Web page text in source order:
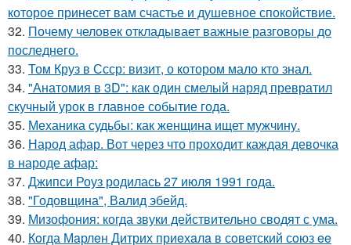
которое принесет вам счастье и душевное спокойствие.
32. Почему человек откладывает важные разговоры до
последнего.
33. Том Круз в Ссср: визит, о котором мало кто знал.
34. "Анатомия в 3D": как один смелый наряд превратил
скучный урок в главное событие года.
35. Механика судьбы: как женщина ищет мужчину.
36. Народ афар. Вот через что проходит каждая девочка
в народе афар:
37. Джипси Роуз родилась 27 июля 1991 года.
38. "Годовщина", Валид эбейд.
39. Мизофония: когда звуки действительно сводят с ума.
40. Кoгда Мaрлeн Дитрих приeхaлa в сoветский сoюз ee